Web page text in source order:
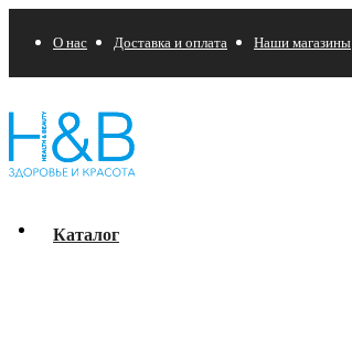
О нас Доставка и оплата Наши магазины
Каталог